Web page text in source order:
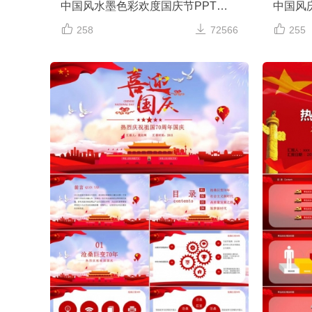
中国风水墨色彩欢度国庆节PPT模板
 258  72566
中国风
 255